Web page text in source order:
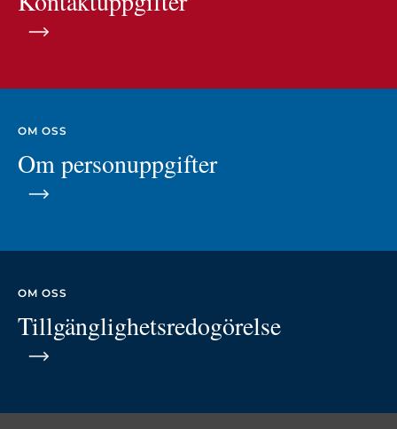
OM OSS
Om personuppgifter
OM OSS
Tillgänglighetsredogörelse